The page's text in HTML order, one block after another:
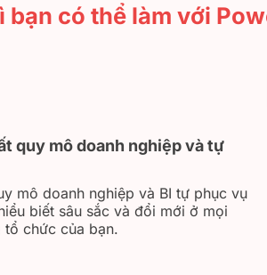
bạn có thể làm với
quy mô doanh nghiệp và tự
mô doanh nghiệp và BI tự phục vụ
biết sâu sắc và đổi mới ở mọi
chức của bạn.